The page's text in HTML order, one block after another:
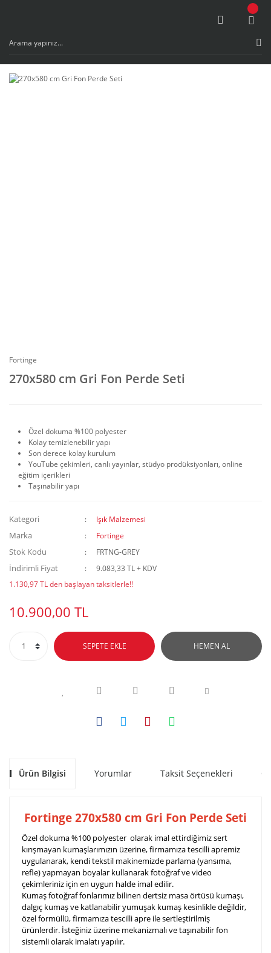
Fortinge
270x580 cm Gri Fon Perde Seti
Özel dokuma %100 polyester
Kolay temizlenebilir yapı
Son derece kolay kurulum
YouTube çekimleri, canlı yayınlar, stüdyo prodüksiyonları, online
eğitim içerikleri
Taşınabilir yapı
Kategori Işık Malzemesi
Marka Fortinge
Stok Kodu FRTNG-GREY
İndirimli Fiyat
9.083,33 TL + KDV
1.130,97 TL den başlayan taksitlerle!!
10.900,00 TL
SEPETE EKLE HEMEN AL
Ürün Bilgisi Yorumlar Taksit Seçenekleri
Fortinge 270x580 cm Gri Fon Perde Seti
Özel dokuma %100 polyester olarak imal ettirdiğimiz sert
kırışmayan kumaşlarımızın üzerine, firmamıza tescilli apremiz
uygulanarak, kendi tekstil makinemizde parlama (yansıma,
refle) yapmayan boyalar kullanarak fotoğraf ve video
çekimleriniz için en uygun halde imal edilir.
Kumaş fotoğraf fonlarımız bilinen dertsiz masa örtüsü kumaşı,
dalgıç kumaş ve katlanabilir yumuşak kumaş kesinlikle değildir,
özel formüllü, firmamıza tescilli apre ile sertleştirilmiş
ürünlerdir. İsteğiniz üzerine mekanizmalı ve taşınabilir fon
sistemli olarak imalatı yapılır.